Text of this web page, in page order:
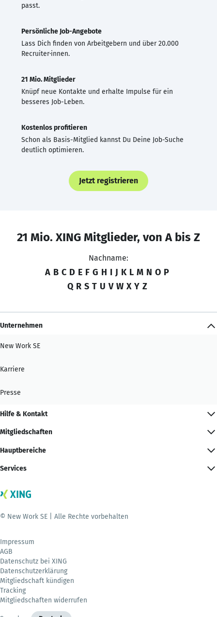
passt.
Persönliche Job-Angebote
Lass Dich finden von Arbeitgebern und über 20.000
Recruiter·innen.
21 Mio. Mitglieder
Knüpf neue Kontakte und erhalte Impulse für ein
besseres Job-Leben.
Kostenlos profitieren
Schon als Basis-Mitglied kannst Du Deine Job-Suche
deutlich optimieren.
Jetzt registrieren
21 Mio. XING Mitglieder, von A bis Z
Nachname:
A B C D E F G H I J K L M N O P
Q R S T U V W X Y Z
Unternehmen
New Work SE
Karriere
Presse
Hilfe & Kontakt
Mitgliedschaften
Hauptbereiche
Services
© New Work SE | Alle Rechte vorbehalten
Impressum
AGB
Datenschutz bei XING
Datenschutzerklärung
Mitgliedschaft kündigen
Tracking
Mitgliedschaften widerrufen